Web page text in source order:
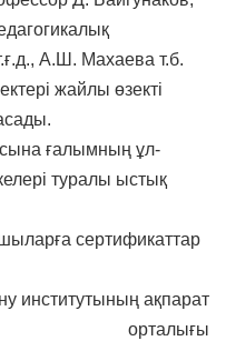
А.Ш. Махаева т.б.
жайлы өзекті
ғалымның ұл-
туралы ыстық
сертификаттар
институтының ақпарат
орталығы